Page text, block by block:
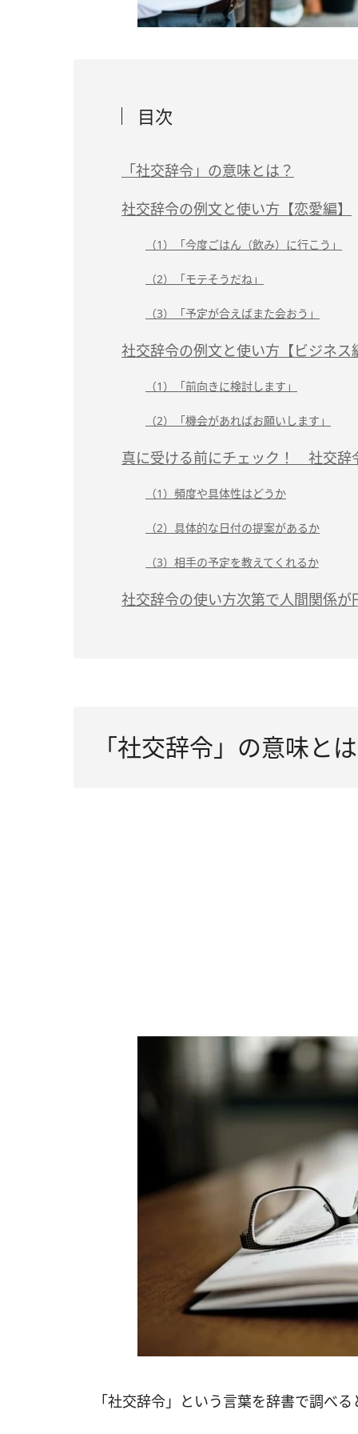
目次
「社交辞令」の意味とは？
社交辞令の例文と使い方【恋愛編】
（1）「今度ごはん（飲み）に行こう」
（2）「モテそうだね」
（3）「予定が合えばまた会おう」
社交辞令の例文と使い方【ビジネス
（1）「前向きに検討します」
（2）「機会があればお願いします」
真に受ける前にチェック！ 社交辞
（1）頻度や具体性はどうか
（2）具体的な日付の提案があるか
（3）相手の予定を教えてくれるか
社交辞令の使い方次第で人間関係が
「社交辞令」の意味と
「社交辞令」という言葉を辞書で調べ